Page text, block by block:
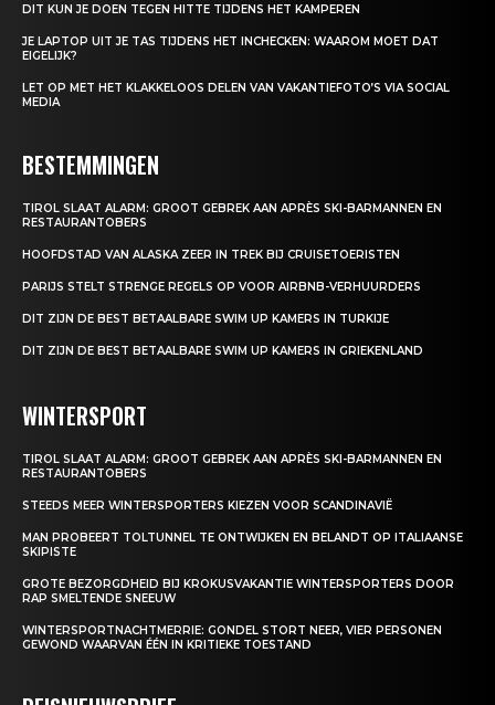
DIT KUN JE DOEN TEGEN HITTE TIJDENS HET KAMPEREN
JE LAPTOP UIT JE TAS TIJDENS HET INCHECKEN: WAAROM MOET DAT
EIGELIJK?
LET OP MET HET KLAKKELOOS DELEN VAN VAKANTIEFOTO’S VIA SOCIAL
MEDIA
BESTEMMINGEN
TIROL SLAAT ALARM: GROOT GEBREK AAN APRÈS SKI-BARMANNEN EN
RESTAURANTOBERS
HOOFDSTAD VAN ALASKA ZEER IN TREK BIJ CRUISETOERISTEN
PARIJS STELT STRENGE REGELS OP VOOR AIRBNB-VERHUURDERS
DIT ZIJN DE BEST BETAALBARE SWIM UP KAMERS IN TURKIJE
DIT ZIJN DE BEST BETAALBARE SWIM UP KAMERS IN GRIEKENLAND
WINTERSPORT
TIROL SLAAT ALARM: GROOT GEBREK AAN APRÈS SKI-BARMANNEN EN
RESTAURANTOBERS
STEEDS MEER WINTERSPORTERS KIEZEN VOOR SCANDINAVIË
MAN PROBEERT TOLTUNNEL TE ONTWIJKEN EN BELANDT OP ITALIAANSE
SKIPISTE
GROTE BEZORGDHEID BIJ KROKUSVAKANTIE WINTERSPORTERS DOOR
RAP SMELTENDE SNEEUW
WINTERSPORTNACHTMERRIE: GONDEL STORT NEER, VIER PERSONEN
GEWOND WAARVAN ÉÉN IN KRITIEKE TOESTAND